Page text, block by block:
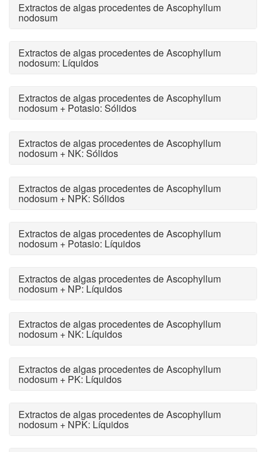
Extractos de algas procedentes de Ascophyllum
nodosum
Extractos de algas procedentes de Ascophyllum
nodosum: Líquidos
Extractos de algas procedentes de Ascophyllum
nodosum + Potasio: Sólidos
Extractos de algas procedentes de Ascophyllum
nodosum + NK: Sólidos
Extractos de algas procedentes de Ascophyllum
nodosum + NPK: Sólidos
Extractos de algas procedentes de Ascophyllum
nodosum + Potasio: Líquidos
Extractos de algas procedentes de Ascophyllum
nodosum + NP: Líquidos
Extractos de algas procedentes de Ascophyllum
nodosum + NK: Líquidos
Extractos de algas procedentes de Ascophyllum
nodosum + PK: Líquidos
Extractos de algas procedentes de Ascophyllum
nodosum + NPK: Líquidos